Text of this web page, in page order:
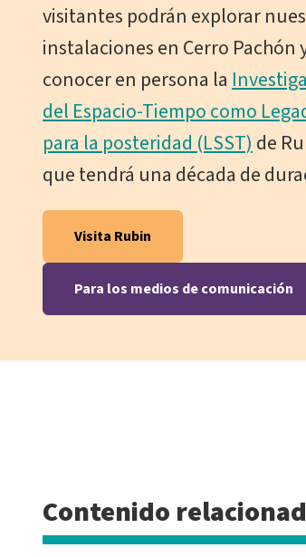
visitantes podrán explorar
instalaciones en Cerro Pachón
conocer en persona la
del Espacio-Tiempo como
para la posteridad (LSST) de
que tendrá una década de
Visita Rubin
Para los medios de comunicación
Contenido